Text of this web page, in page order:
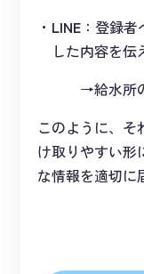
LINE ：登録
した内容を伝
→給水所の
このように、そ
け取りやすい形
な情報を適切に